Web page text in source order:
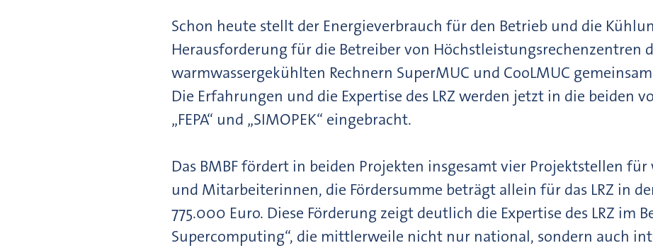
Schon heute stellt der Energieverbrauch für den Betrieb und die
Herausforderung für die Betreiber von Höchstleistungsrechenzentren
warmwassergekühlten Rechnern SuperMUC und CooLMUC
Die Erfahrungen und die Expertise des LRZ werden jetzt in die beiden
„FEPA“ und „SIMOPEK“ eingebracht.
Das BMBF fördert in beiden Projekten insgesamt vier Projektstellen
und Mitarbeiterinnen, die Fördersumme beträgt allein für das LRZ in
775.000 Euro. Diese Förderung zeigt deutlich die Expertise des LRZ im
Supercomputing“, die mittlerweile nicht nur national, sondern auch